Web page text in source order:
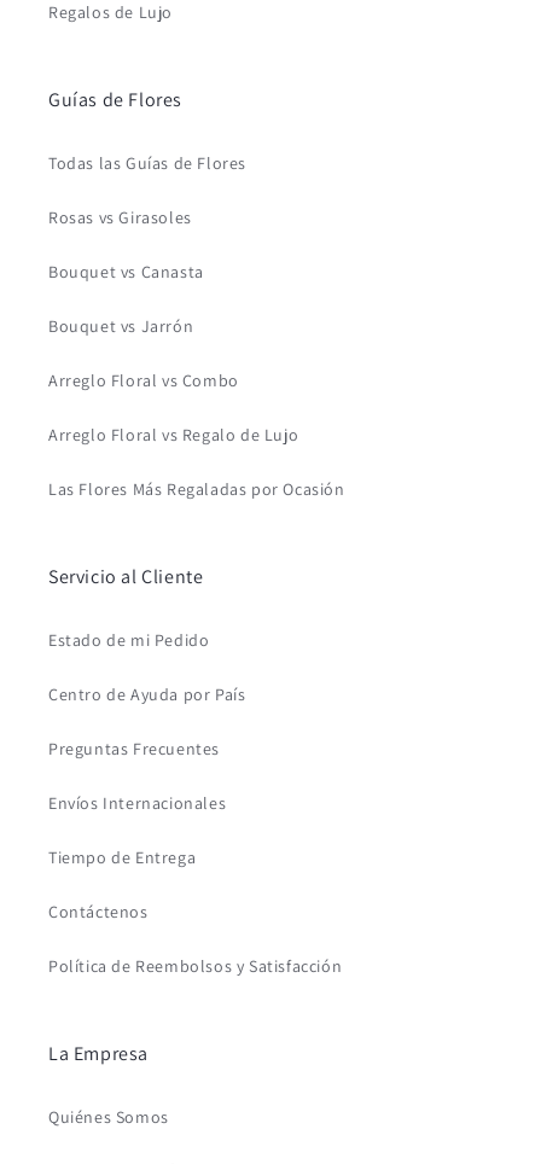
Regalos de Lujo
Guías de Flores
Todas las Guías de Flores
Rosas vs Girasoles
Bouquet vs Canasta
Bouquet vs Jarrón
Arreglo Floral vs Combo
Arreglo Floral vs Regalo de Lujo
Las Flores Más Regaladas por Ocasión
Servicio al Cliente
Estado de mi Pedido
Centro de Ayuda por País
Preguntas Frecuentes
Envíos Internacionales
Tiempo de Entrega
Contáctenos
Política de Reembolsos y Satisfacción
La Empresa
Quiénes Somos